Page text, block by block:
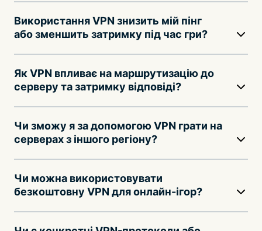
Використання VPN знизить мій пінг
або зменшить затримку під час гри?
Як VPN впливає на маршрутизацію до
серверу та затримку відповіді?
Чи зможу я за допомогою VPN грати на
серверах з іншого регіону?
Чи можна використовувати
безкоштовну VPN для онлайн-ігор?